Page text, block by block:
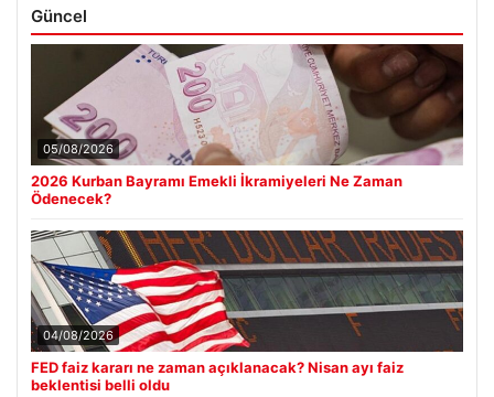
Güncel
05/08/2026
2026 Kurban Bayramı Emekli İkramiyeleri Ne Zaman
Ödenecek?
04/08/2026
FED faiz kararı ne zaman açıklanacak? Nisan ayı faiz
beklentisi belli oldu